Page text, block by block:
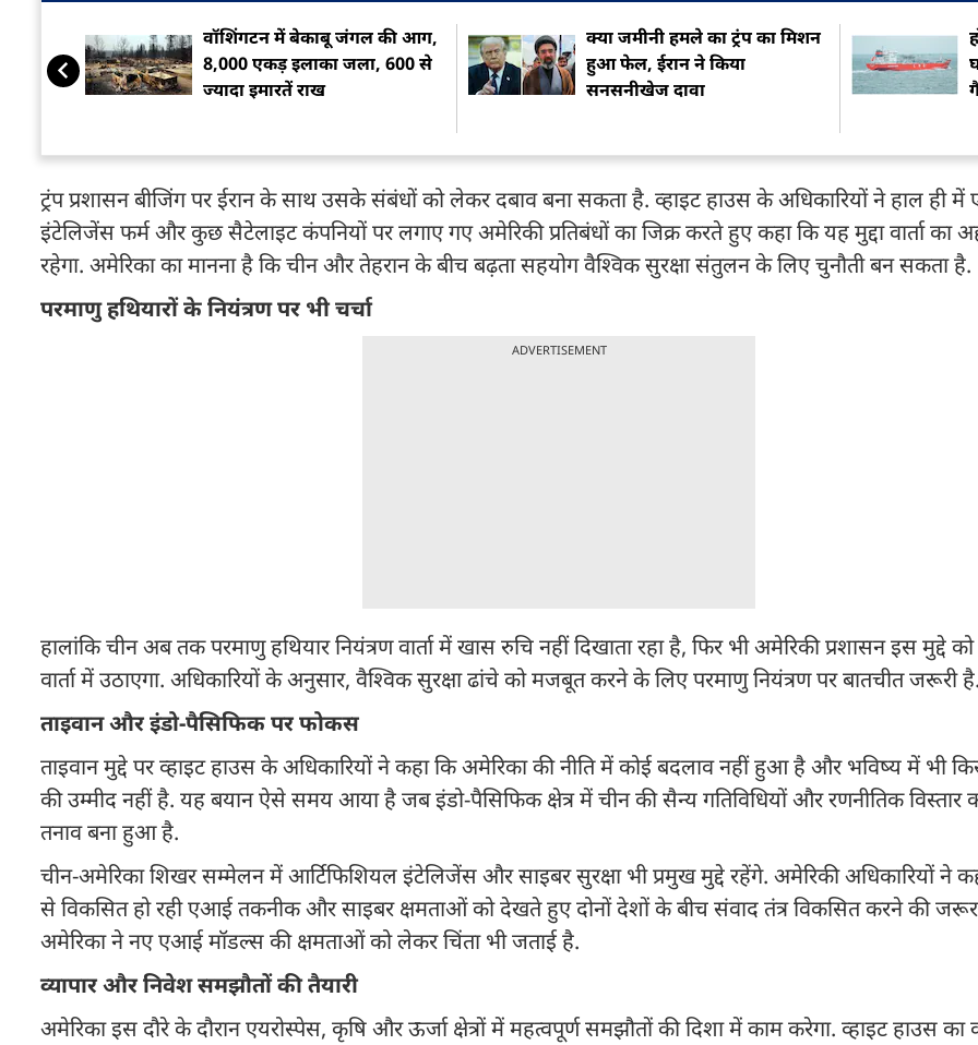
वॉशिंगटन में बेकाबू जंगल की आग,
8,000 एकड़ इलाका जला, 600 से
ज्यादा इमारतें राख
क्या जमीनी हमले का ट्रंप का मिशन
हुआ फेल, ईरान ने किया
सनसनीखेज दावा
ट्रंप प्रशासन बीजिंग पर ईरान के साथ उसके संबंधों को लेकर दबाव बना सकता है. व्हाइट हाउस के अधिकारियों ने हाल ही में
इंटेलिजेंस फर्म और कुछ सैटेलाइट कंपनियों पर लगाए गए अमेरिकी प्रतिबंधों का जिक्र करते हुए कहा कि यह मुद्दा वार्ता का
रहेगा. अमेरिका का मानना है कि चीन और तेहरान के बीच बढ़ता सहयोग वैश्विक सुरक्षा संतुलन के लिए चुनौती बन सकता है.
परमाणु हथियारों के नियंत्रण पर भी चर्चा
ADVERTISEMENT
हालांकि चीन अब तक परमाणु हथियार नियंत्रण वार्ता में खास रुचि नहीं दिखाता रहा है, फिर भी अमेरिकी प्रशासन इस मुद्दे
वार्ता में उठाएगा. अधिकारियों के अनुसार, वैश्विक सुरक्षा ढांचे को मजबूत करने के लिए परमाणु नियंत्रण पर बातचीत जरूरी है.
ताइवान और इंडो-पैसिफिक पर फोकस
ताइवान मुद्दे पर व्हाइट हाउस के अधिकारियों ने कहा कि अमेरिका की नीति में कोई बदलाव नहीं हुआ है और भविष्य में भी
की उम्मीद नहीं है. यह बयान ऐसे समय आया है जब इंडो-पैसिफिक क्षेत्र में चीन की सैन्य गतिविधियों और रणनीतिक विस्तार
तनाव बना हुआ है.
चीन-अमेरिका शिखर सम्मेलन में आर्टिफिशियल इंटेलिजेंस और साइबर सुरक्षा भी प्रमुख मुद्दे रहेंगे. अमेरिकी अधिकारियों ने
से विकसित हो रही एआई तकनीक और साइबर क्षमताओं को देखते हुए दोनों देशों के बीच संवाद तंत्र विकसित करने की
अमेरिका ने नए एआई मॉडल्स की क्षमताओं को लेकर चिंता भी जताई है.
व्यापार और निवेश समझौतों की तैयारी
अमेरिका इस दौरे के दौरान एयरोस्पेस, कृषि और ऊर्जा क्षेत्रों में महत्वपूर्ण समझौतों की दिशा में काम करेगा. व्हाइट हाउस